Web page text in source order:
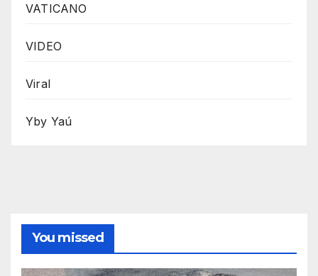
VATICANO
VIDEO
Viral
Yby Yaú
You missed